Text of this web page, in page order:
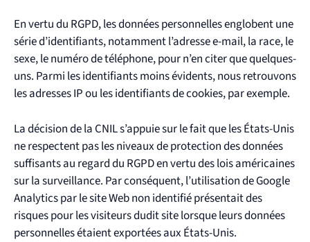
En vertu du RGPD, les données personnelles englobent une
série d’identifiants, notamment l’adresse e-mail, la race, le
sexe, le numéro de téléphone, pour n’en citer que quelques-
uns. Parmi les identifiants moins évidents, nous retrouvons
les adresses IP ou les identifiants de cookies, par exemple.
La décision de la CNIL s’appuie sur le fait que les États-Unis
ne respectent pas les niveaux de protection des données
suffisants au regard du RGPD en vertu des lois américaines
sur la surveillance. Par conséquent, l’utilisation de Google
Analytics par le site Web non identifié présentait des
risques pour les visiteurs dudit site lorsque leurs données
personnelles étaient exportées aux États-Unis.